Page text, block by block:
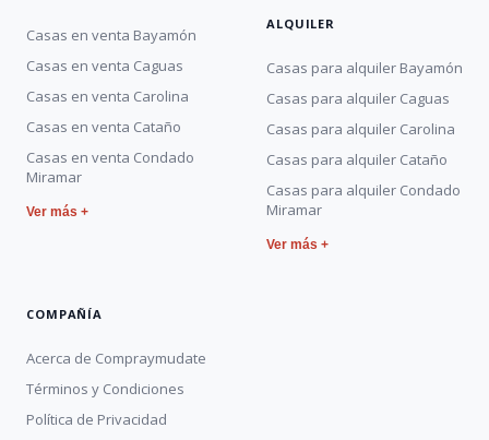
Casas en venta Bayamón
Casas en venta Caguas
Casas en venta Carolina
Casas en venta Cataño
Casas en venta Condado
Miramar
Ver más +
ALQUILER
Casas para alquiler Bayamón
Casas para alquiler Caguas
Casas para alquiler Carolina
Casas para alquiler Cataño
Casas para alquiler Condado
Miramar
Ver más +
COMPAÑÍA
Acerca de Compraymudate
Términos y Condiciones
Política de Privacidad